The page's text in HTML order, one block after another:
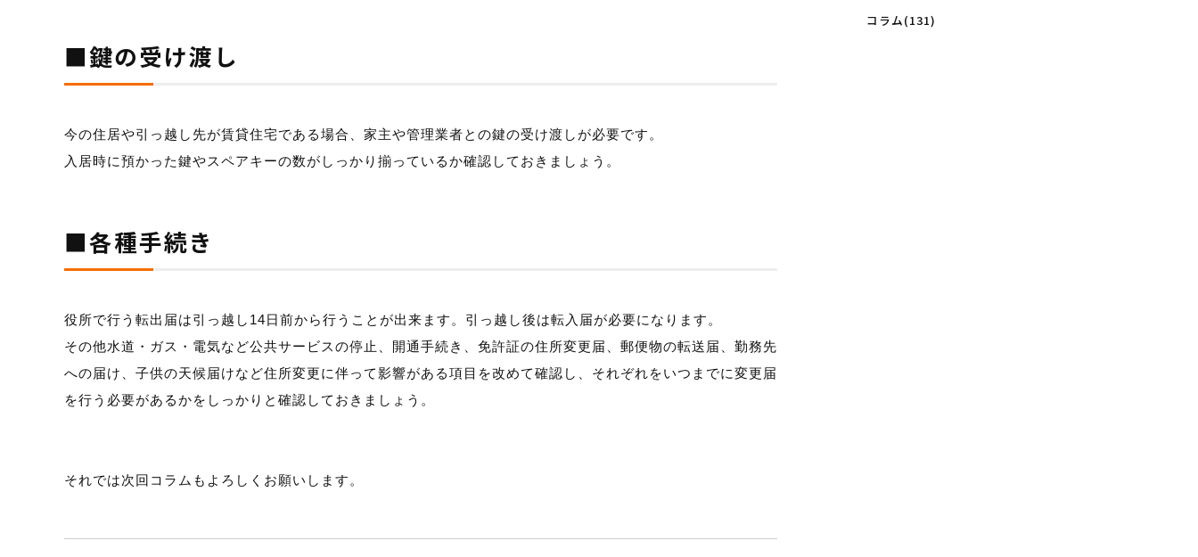
■鍵の受け渡し
今の住居や引っ越し先が賃貸住宅である場合、家主や管理業者との鍵の受け渡しが必要です。
入居時に預かった鍵やスペアキーの数がしっかり揃っているか確認しておきましょう。
■各種手続き
役所で行う転出届は引っ越し14日前から行うことが出来ます。引っ越し後は転入届が必要になります。
その他水道・ガス・電気など公共サービスの停止、開通手続き、免許証の住所変更届、郵便物の転送届、勤務先
への届け、子供の天候届けなど住所変更に伴って影響がある項目を改めて確認し、それぞれをいつまでに変更届
を行う必要があるかをしっかりと確認しておきましょう。
それでは次回コラムもよろしくお願いします。
コラム(131)